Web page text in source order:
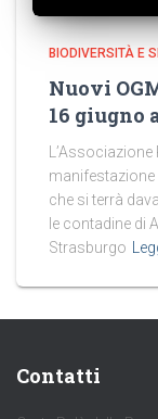
BIODIVERSITÀ E
Nuovi
16 giugno
manifestazione
che si terrà
le contadine di
Strasburgo
Contatti